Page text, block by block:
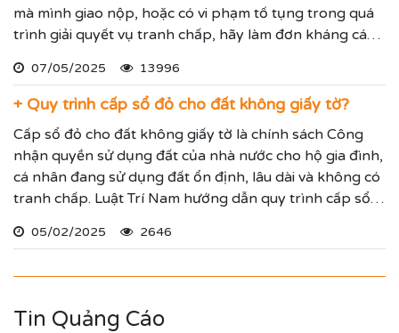
mà mình giao nộp, hoặc có vi phạm tố tụng trong quá
trình giải quyết vụ tranh chấp, hãy làm đơn kháng cáo
vụ tranh chấp cho Quý vị.
07/05/2025 13996
+ Quy trình cấp sổ đỏ cho đất không giấy tờ?
Cấp sổ đỏ cho đất không giấy tờ là chính sách Công
nhận quyền sử dụng đất của nhà nước cho hộ gia đình,
cá nhân đang sử dụng đất ổn định, lâu dài và không có
tranh chấp. Luật Trí Nam hướng dẫn quy trình cấp sổ
05/02/2025 2646
Tin Quảng Cáo